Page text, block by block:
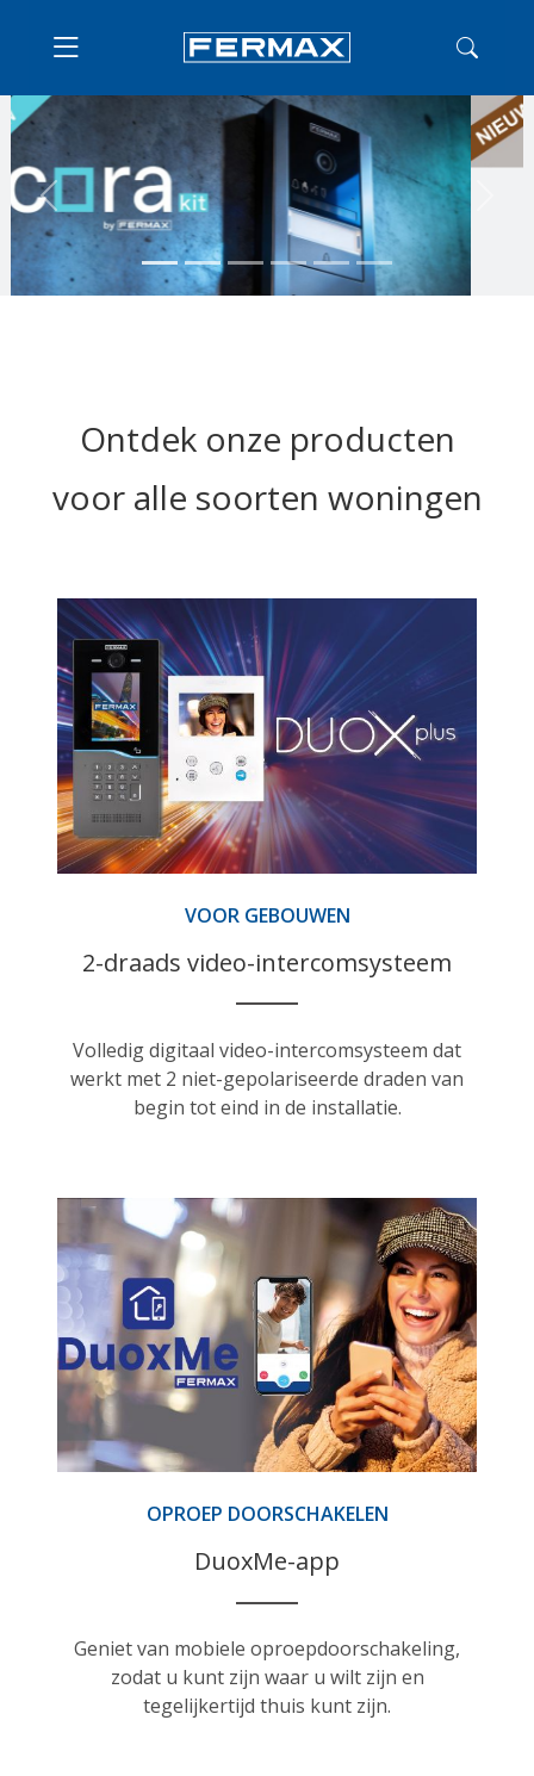
Previous
Ontdek onze producten
voor alle soorten woningen
VOOR GEBOUWEN
2-draads video-intercomsysteem
Volledig digitaal video-intercomsysteem dat
werkt met 2 niet-gepolariseerde draden van
begin tot eind in de installatie.
OPROEP DOORSCHAKELEN
DuoxMe-app
Geniet van mobiele oproepdoorschakeling,
zodat u kunt zijn waar u wilt zijn en
tegelijkertijd thuis kunt zijn.